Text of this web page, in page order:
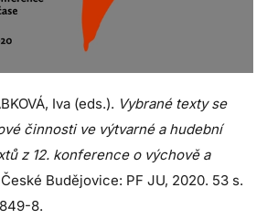
Iva (eds.). Vybrané texty se
činnosti ve výtvarné a hudební
z 12. konference o výchově a
Budějovice: PF JU, 2020. 53 s.
8.